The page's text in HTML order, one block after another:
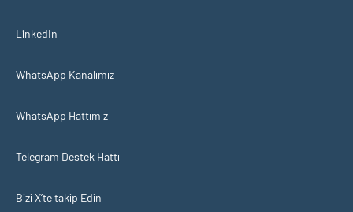
LinkedIn
WhatsApp Kanalımız
WhatsApp Hattımız
Telegram Destek Hattı
Bizi X’te takip Edin